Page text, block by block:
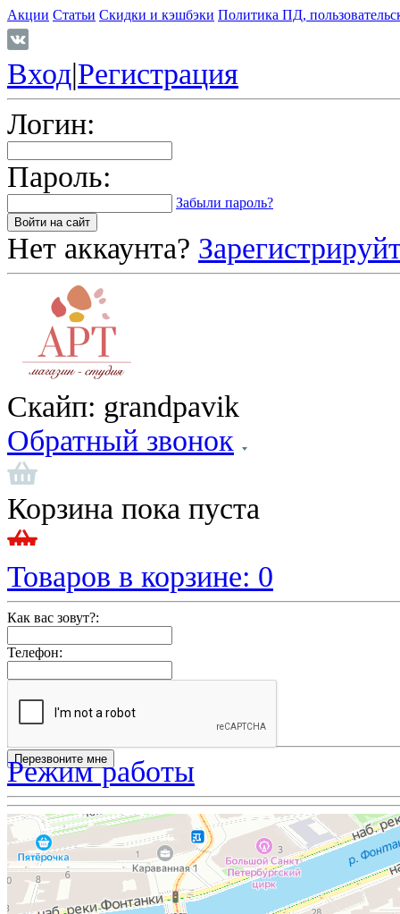
Акции Статьи Скидки и кэшбэки Политика ПД,
Вход|Регистрация
Логин:
Пароль:
Забыли пароль?
Нет аккаунта?
Скайп: grandpavik
Обратный звонок
Корзина пока пуста
Товаров в корзине: 0
Как вас зовут?:
Телефон:
Режим работы